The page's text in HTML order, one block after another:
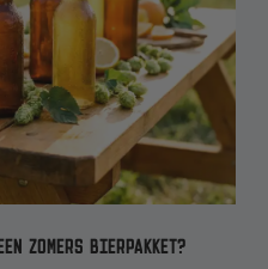
ZOMERS BIERPAKKET?